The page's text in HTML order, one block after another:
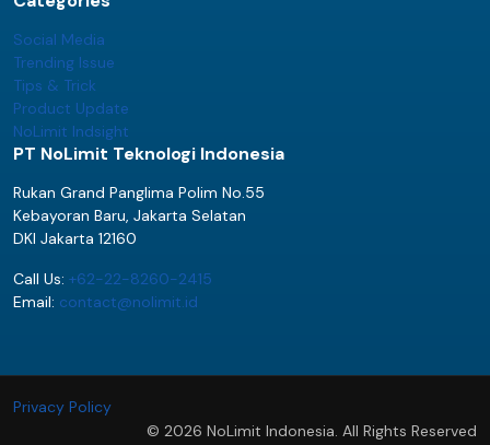
Social Media
Trending Issue
Tips & Trick
Product Update
NoLimit Indsight
PT NoLimit Teknologi Indonesia
Rukan Grand Panglima Polim No.55
Kebayoran Baru, Jakarta Selatan
DKI Jakarta 12160
Call Us: +62-22-8260-2415
Email: contact@nolimit.id
Privacy Policy
© 2026 NoLimit Indonesia. All Rights Reserved